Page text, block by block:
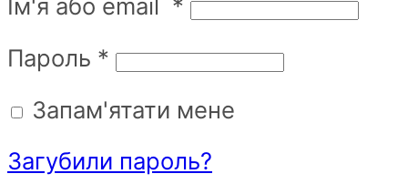
Ім'я або email *
Пароль *
Запам'ятати мене
Загубили пароль?